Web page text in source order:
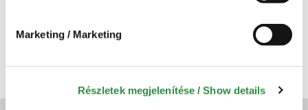
Marketing / Marketing
Részletek megjelenítése / Show details